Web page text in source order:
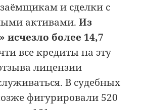
и сделки с
активами.Из
исчезло более 14,7
все кредиты на эту
лицензии
В судебных
фигурировали 520